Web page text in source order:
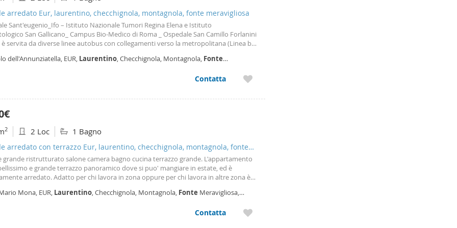
arredato Eur, laurentino, checchignola, montagnola, fonte meravigliosa
Sant'eugenio_Ifo – Istituto Nazionale Tumori Regina Elena e Istituto
San Gallicano_ Campus Bio-Medico di Roma _ Ospedale San Camillo Forlanini
è servita da diverse linee autobus con collegamenti verso la metropolitana (Linea b -
ViaLaurentina, Via Ardeatina e il Grande
dell'Annunziatella, EUR, Laurentino, Checchignola, Montagnola, Fonte
Contatta
2 2 Loc 1 Bagno
arredato con terrazzo Eur, laurentino, checchignola, montagnola, fonte
grande ristrutturato salone camera bagno cucina terrazzo grande. L'appartamento
e grande terrazzo panoramico dove si puo' mangiare in estate, ed è
arredato. Adatto per chi lavora in zona oppure per chi lavora in altre zona è
metro a. Il condominio ammonta a 45 euro al mese ed il riscaldamento è
Mona, EUR, Laurentino, Checchignola, Montagnola, Fonte Meravigliosa,
Contatta